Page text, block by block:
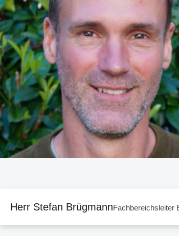
Herr Stefan BrügmannFachbereichsleiter